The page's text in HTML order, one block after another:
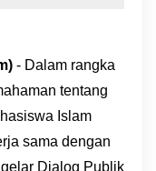
- Dalam rangka
tentang
Islam
sama dengan
Dialog Publik